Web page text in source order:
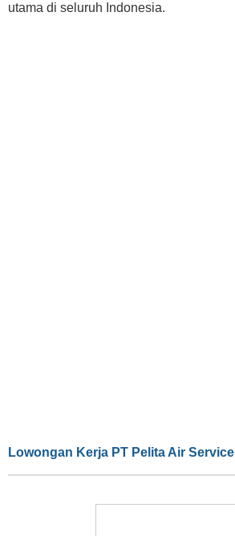
utama di seluruh Indonesia.
Lowongan Kerja PT Pelita Air Service